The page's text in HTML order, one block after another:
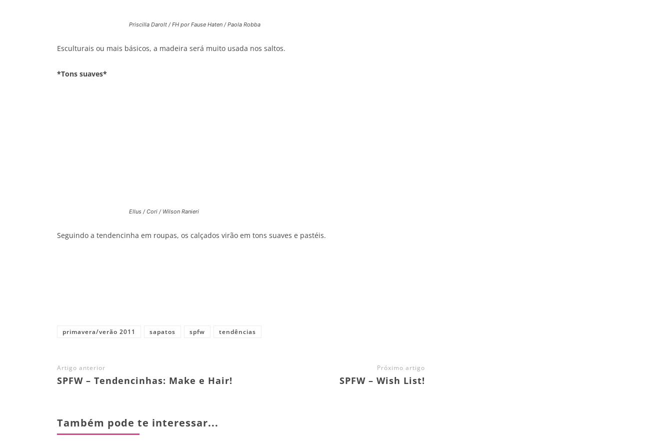
Priscilla Darolt / FH por Fause Haten / Paola Robba
Esculturais ou mais básicos, a madeira será muito usada nos saltos.
*Tons suaves*
Ellus / Cori / Wilson Ranieri
Seguindo a tendencinha em roupas, os calçados virão em tons suaves e pastéis.
primavera/verão 2011 sapatos spfw tendências
Artigo anterior
SPFW – Tendencinhas: Make e Hair!
Próximo artigo
SPFW – Wish List!
Também pode te interessar...